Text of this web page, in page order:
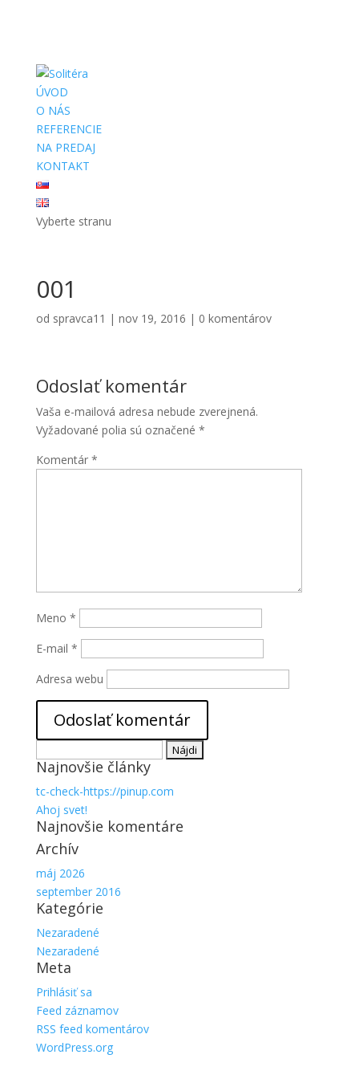
ÚVOD
O NÁS
REFERENCIE
NA PREDAJ
KONTAKT
Vyberte stranu
001
od spravca11 | nov 19, 2016 | 0 komentárov
Odoslať komentár
Vaša e-mailová adresa nebude zverejnená.
Vyžadované polia sú označené *
Komentár *
Meno *
E-mail *
Adresa webu
Najnovšie články
tc-check-https://pinup.com
Ahoj svet!
Najnovšie komentáre
Archív
máj 2026
september 2016
Kategórie
Nezaradené
Nezaradené
Meta
Prihlásiť sa
Feed záznamov
RSS feed komentárov
WordPress.org